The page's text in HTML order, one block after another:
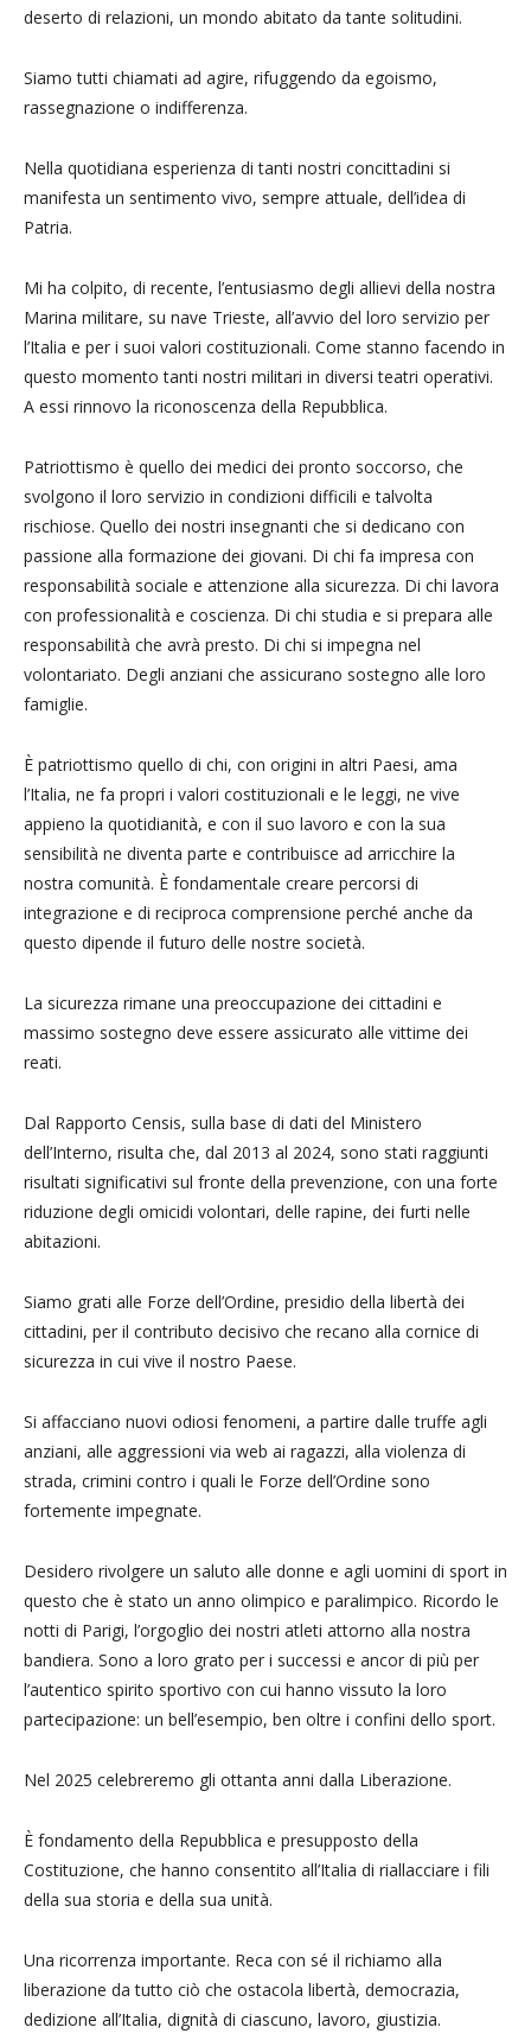
deserto di relazioni, un mondo abitato da tante solitudini.
Siamo tutti chiamati ad agire, rifuggendo da egoismo,
rassegnazione o indifferenza.
Nella quotidiana esperienza di tanti nostri concittadini si
manifesta un sentimento vivo, sempre attuale, dell’idea di
Patria.
Mi ha colpito, di recente, l’entusiasmo degli allievi della nostra
Marina militare, su nave Trieste, all’avvio del loro servizio per
l’Italia e per i suoi valori costituzionali. Come stanno facendo in
questo momento tanti nostri militari in diversi teatri operativi.
A essi rinnovo la riconoscenza della Repubblica.
Patriottismo è quello dei medici dei pronto soccorso, che
svolgono il loro servizio in condizioni difficili e talvolta
rischiose. Quello dei nostri insegnanti che si dedicano con
passione alla formazione dei giovani. Di chi fa impresa con
responsabilità sociale e attenzione alla sicurezza. Di chi lavora
con professionalità e coscienza. Di chi studia e si prepara alle
responsabilità che avrà presto. Di chi si impegna nel
volontariato. Degli anziani che assicurano sostegno alle loro
famiglie.
È patriottismo quello di chi, con origini in altri Paesi, ama
l’Italia, ne fa propri i valori costituzionali e le leggi, ne vive
appieno la quotidianità, e con il suo lavoro e con la sua
sensibilità ne diventa parte e contribuisce ad arricchire la
nostra comunità. È fondamentale creare percorsi di
integrazione e di reciproca comprensione perché anche da
questo dipende il futuro delle nostre società.
La sicurezza rimane una preoccupazione dei cittadini e
massimo sostegno deve essere assicurato alle vittime dei
reati.
Dal Rapporto Censis, sulla base di dati del Ministero
dell’Interno, risulta che, dal 2013 al 2024, sono stati raggiunti
risultati significativi sul fronte della prevenzione, con una forte
riduzione degli omicidi volontari, delle rapine, dei furti nelle
abitazioni.
Siamo grati alle Forze dell’Ordine, presidio della libertà dei
cittadini, per il contributo decisivo che recano alla cornice di
sicurezza in cui vive il nostro Paese.
Si affacciano nuovi odiosi fenomeni, a partire dalle truffe agli
anziani, alle aggressioni via web ai ragazzi, alla violenza di
strada, crimini contro i quali le Forze dell’Ordine sono
fortemente impegnate.
Desidero rivolgere un saluto alle donne e agli uomini di sport in
questo che è stato un anno olimpico e paralimpico. Ricordo le
notti di Parigi, l’orgoglio dei nostri atleti attorno alla nostra
bandiera. Sono a loro grato per i successi e ancor di più per
l’autentico spirito sportivo con cui hanno vissuto la loro
partecipazione: un bell’esempio, ben oltre i confini dello sport.
Nel 2025 celebreremo gli ottanta anni dalla Liberazione.
È fondamento della Repubblica e presupposto della
Costituzione, che hanno consentito all’Italia di riallacciare i fili
della sua storia e della sua unità.
Una ricorrenza importante. Reca con sé il richiamo alla
liberazione da tutto ciò che ostacola libertà, democrazia,
dedizione all’Italia, dignità di ciascuno, lavoro, giustizia.